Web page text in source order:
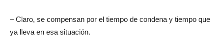
– Claro, se compensan por el tiempo de condena y tiempo que
ya lleva en esa situación.